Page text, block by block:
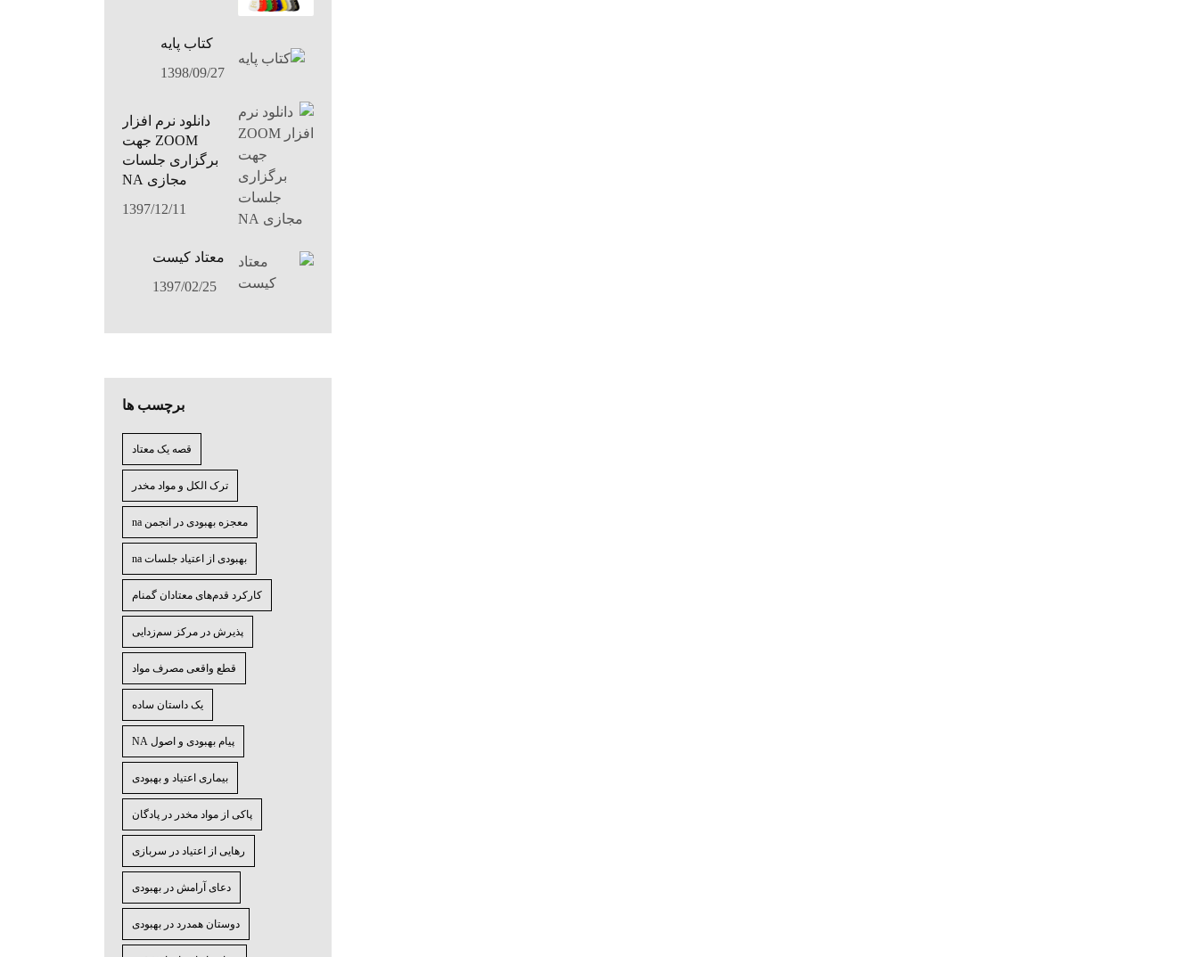
کتاب پایه
1398/09/27
دانلود نرم افزار
ZOOM جهت
برگزاری جلسات
مجازی NA
1397/12/11
معتاد کيست
1397/02/25
برچسب ها
قصه یک معتاد
ترک الکل و مواد مخدر
معجزه بهبودی در انجمن na
بهبودی از اعتیاد جلسات na
کارکرد قدم‌های معتادان گمنام
پذیرش در مرکز سم‌زدایی
قطع واقعی مصرف مواد
یک داستان ساده
پیام بهبودی و اصول NA
بیماری اعتیاد و بهبودی
پاکی از مواد مخدر در پادگان
رهایی از اعتیاد در سربازی
دعای آرامش در بهبودی
دوستان همدرد در بهبودی